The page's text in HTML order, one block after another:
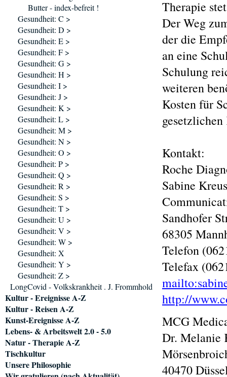
Therapie
Der Weg
der die
an eine
Schulung
weiteren
Kosten für
Kontakt:
Roche
Sabine
Sandhofer
68305
Telefon
Telefax
http://
MCG
Dr. Melanie
40470
Butter - index-befreit !
Gesundheit: C >
Gesundheit: D >
Gesundheit: E >
Gesundheit: F >
Gesundheit: G >
Gesundheit: H >
Gesundheit: I >
Gesundheit: J >
Gesundheit: K >
Gesundheit: L >
Gesundheit: M >
Gesundheit: N >
Gesundheit: O >
Gesundheit: P >
Gesundheit: Q >
Gesundheit: R >
Gesundheit: S >
Gesundheit: T >
Gesundheit: U >
Gesundheit: V >
Gesundheit: W >
Gesundheit: X
Gesundheit: Y >
Gesundheit: Z >
LongCovid - Volkskrankheit . J. Frommhold
Kultur - Ereignisse A-Z
Kultur - Reisen A-Z
Kunst-Ereignisse A-Z
Lebens- & Arbeitswelt 2.0 - 5.0
Natur - Therapie A-Z
Tischkultur
Unsere Philosophie